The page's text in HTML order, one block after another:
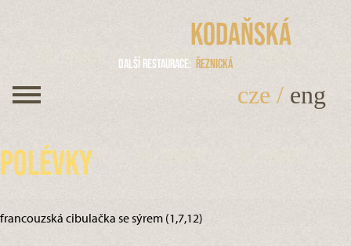
Kodaňská
Další restaurace Řeznická
cze / eng
Polévky
francouzská cibulačka se sýrem (1,7,12)